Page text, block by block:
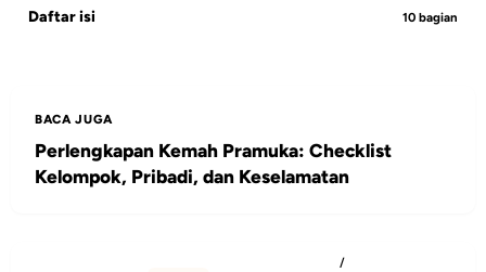
Daftar isi 10 bagian
BACA JUGA
Perlengkapan Kemah Pramuka: Checklist
Kelompok, Pribadi, dan Keselamatan
/